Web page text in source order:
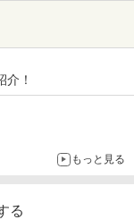
！
もっと見る
る